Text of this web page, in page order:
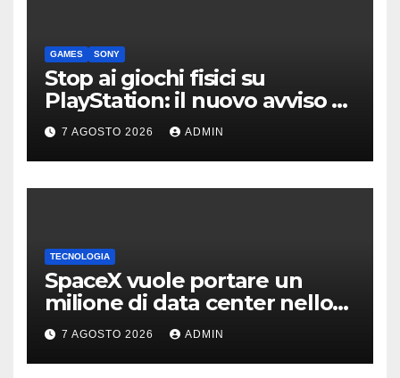
GAMES SONY
Stop ai giochi fisici su
PlayStation: il nuovo avviso di
Sony è l’ennesima conferma
7 AGOSTO 2026 ADMIN
TECNOLOGIA
SpaceX vuole portare un
milione di data center nello
spazio: Nvidia sarà il cervello
7 AGOSTO 2026 ADMIN